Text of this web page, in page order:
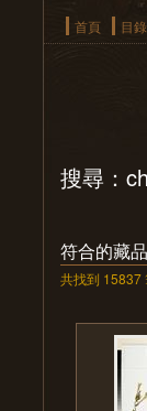
首頁 目
搜尋：
符合的藏品
共找到 15837